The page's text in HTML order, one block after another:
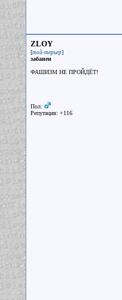
ZLOY
[той-терьер]
забанен
ФАШИЗМ НЕ ПРОЙДЁТ!
Пол:
Репутация: +116